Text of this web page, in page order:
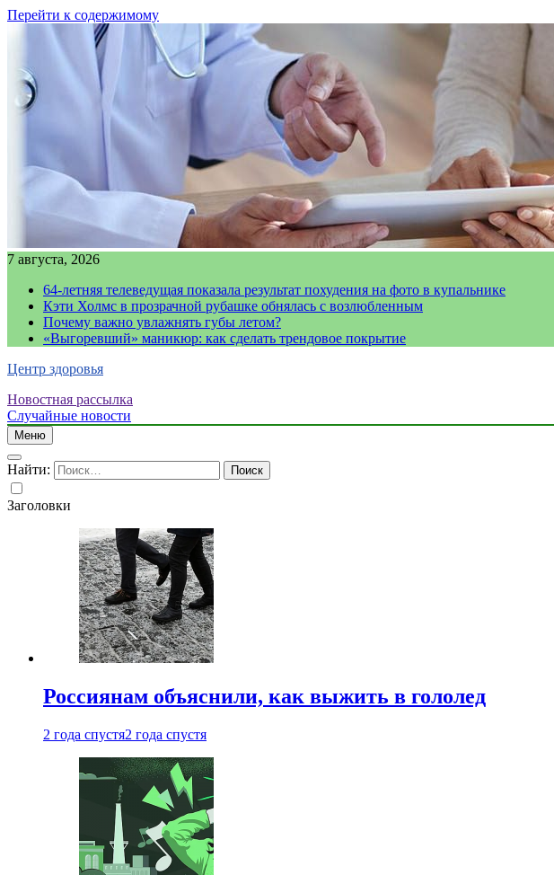
Перейти к содержимому
7 августа, 2026
64-летняя телеведущая показала результат похудения на фото в купальнике
Кэти Холмс в прозрачной рубашке обнялась с возлюбленным
Почему важно увлажнять губы летом?
«Выгоревший» маникюр: как сделать трендовое покрытие
Центр здоровья
Новостная рассылка
Случайные новости
Меню
Найти:
Заголовки
Россиянам объяснили, как выжить в гололед
2 года спустя2 года спустя